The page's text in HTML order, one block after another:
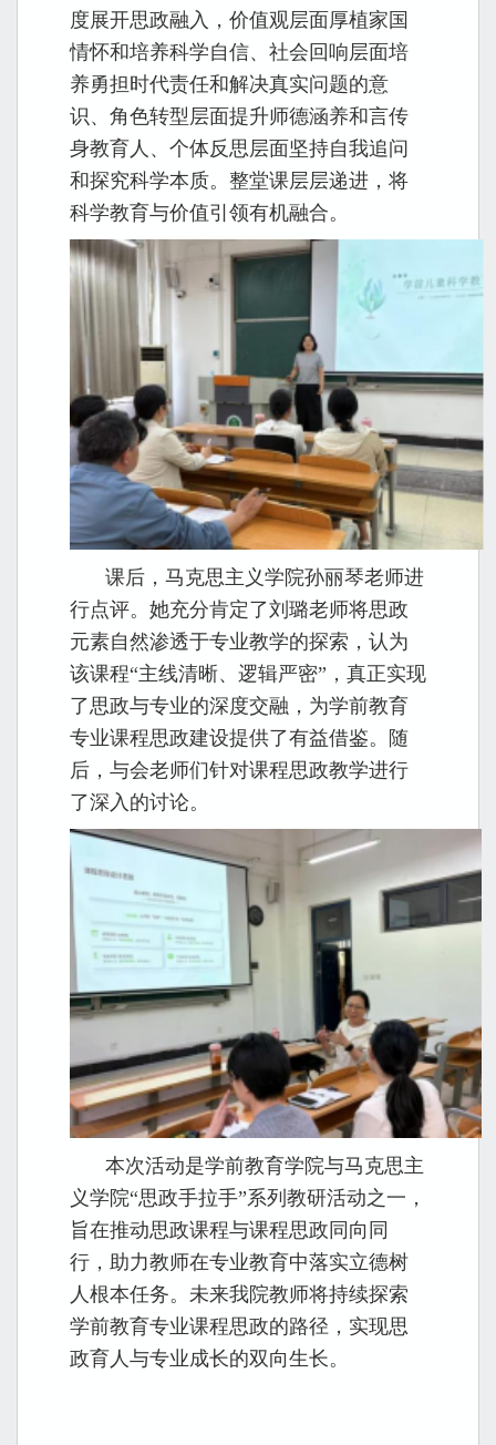
度展开思政融入，价值观层面厚植家国
情怀和培养科学自信、社会回响层面培
养勇担时代责任和解决真实问题的意
识、角色转型层面提升师德涵养和言传
身教育人、个体反思层面坚持自我追问
和探究科学本质。整堂课层层递进，将
科学教育与价值引领有机融合。
课后，马克思主义学院孙丽琴老师进
行点评。她充分肯定了刘璐老师将思政
元素自然渗透于专业教学的探索，认为
该课程“主线清晰、逻辑严密”，真正实现
了思政与专业的深度交融，为学前教育
专业课程思政建设提供了有益借鉴。随
后，与会老师们针对课程思政教学进行
了深入的讨论。
本次活动是学前教育学院与马克思主
义学院“思政手拉手”系列教研活动之一，
旨在推动思政课程与课程思政同向同
行，助力教师在专业教育中落实立德树
人根本任务。未来我院教师将持续探索
学前教育专业课程思政的路径，实现思
政育人与专业成长的双向生长。